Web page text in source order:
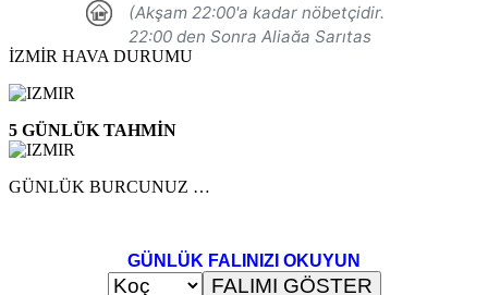
İZMİR HAVA DURUMU
5 GÜNLÜK TAHMİN
GÜNLÜK BURCUNUZ …
GÜNLÜK FALINIZI OKUYUN